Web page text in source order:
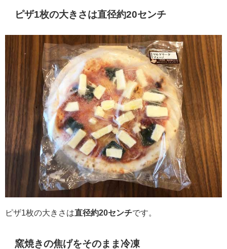
ピザ1枚の大きさは直径約20センチ
ピザ1枚の大きさは直径約20センチです。
窯焼きの焦げをそのまま冷凍